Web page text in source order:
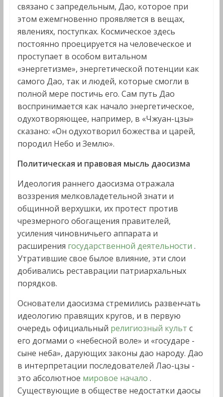
связано с запредельным, Дао, которое при
этом ежемгновенно проявляется в вещах,
явлениях, поступках. Космическое здесь
постоянно проецируется на человеческое и
проступает в особом витальном
«энергетизме», энергетической потенции как
самого Дао, так и людей, которые смогли в
полной мере постичь его. Сам путь Дао
воспринимается как начало энергетическое,
одухотворяющее, например, в «Чжуан-цзы»
сказано: «Он одухотворил божества и царей,
породил Небо и Землю».
Политическая и правовая мысль даосизма
Идеология раннего даосизма отражала
воззрения мелковладетельной знати и
общинной верхушки, их протест против
чрезмерного обогащения правителей,
усиления чиновничьего аппарата и
расширения государственной деятельности .
Утратившие свое былое влияние, эти слои
добивались реставрации патриархальных
порядков.
Основатели даосизма стремились развенчать
идеологию правящих кругов, и в первую
очередь официальный религиозный культ с
его догмами о «небесной воле» и «государе -
сыне неба», дарующих законы дао народу. Дао
в интерпретации последователей Лао-цзы -
это абсолютное мировое начало .
Существующие в обществе недостатки даосы